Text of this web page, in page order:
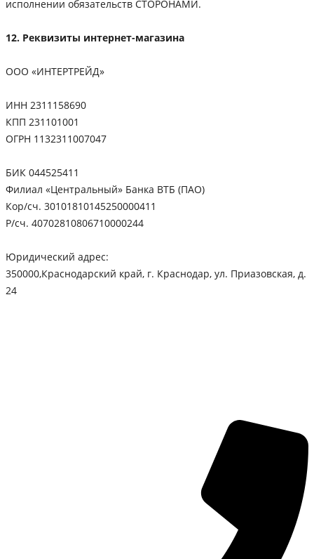
исполнении обязательств СТОРОНАМИ.
12. Реквизиты интернет-магазина
ООО «ИНТЕРТРЕЙД»
ИНН 2311158690
КПП 231101001
ОГРН 1132311007047
БИК 044525411
Филиал «Центральный» Банка ВТБ (ПАО)
Кор/сч. 30101810145250000411
Р/сч. 40702810806710000244
Юридический адрес:
350000,Краснодарский край, г. Краснодар, ул. Приазовская, д.
24